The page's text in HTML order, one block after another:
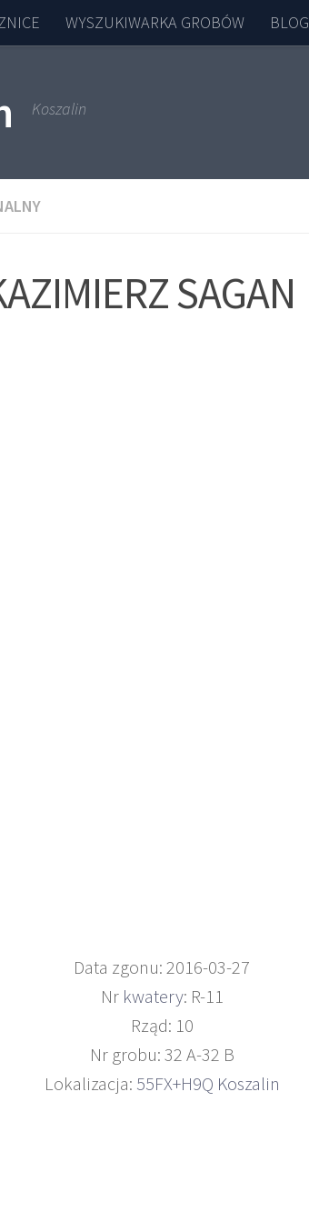
WYSZUKIWARKA GROBÓW BLOG
Koszalin
SAGAN
Data zgonu: 2016-03-27
Nr kwatery: R-11
Rząd: 10
Nr grobu: 32 A-32 B
Lokalizacja: 55FX+H9Q Koszalin